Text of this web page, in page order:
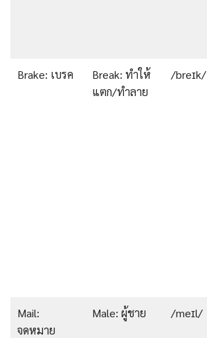
Brake: เบรค
Break: ทำให้
แตก/ทำลาย
/breɪk/
Mail:
จดหมาย
Male: ผู้ชาย /meɪl/